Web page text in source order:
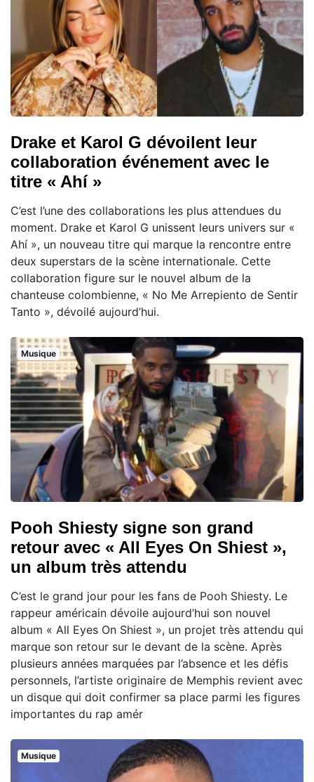
Drake et Karol G dévoilent leur
collaboration événement avec le
titre « Ahí »
C’est l’une des collaborations les plus attendues du
moment. Drake et Karol G unissent leurs univers sur «
Ahí », un nouveau titre qui marque la rencontre entre
deux superstars de la scène internationale. Cette
collaboration figure sur le nouvel album de la
chanteuse colombienne, « No Me Arrepiento de Sentir
Tanto », dévoilé aujourd’hui.
Musique
Pooh Shiesty signe son grand
retour avec « All Eyes On Shiest »,
un album très attendu
C’est le grand jour pour les fans de Pooh Shiesty. Le
rappeur américain dévoile aujourd’hui son nouvel
album « All Eyes On Shiest », un projet très attendu qui
marque son retour sur le devant de la scène. Après
plusieurs années marquées par l’absence et les défis
personnels, l’artiste originaire de Memphis revient avec
un disque qui doit confirmer sa place parmi les figures
importantes du rap amér
Musique